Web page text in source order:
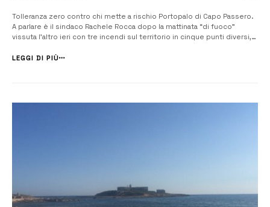
Tolleranza zero contro chi mette a rischio Portopalo di Capo Passero.
A parlare è il sindaco Rachele Rocca dopo la mattinata “di fuoco”
vissuta l’altro ieri con tre incendi sul territorio in cinque punti diversi,
insieme al Gruppo comunale dei volontari dei Protezione [&hellip...
LEGGI DI PIÙ